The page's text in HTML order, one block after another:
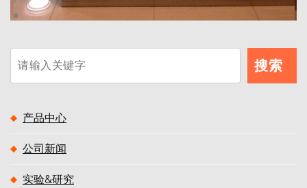
搜索
产品中心
公司新闻
实验&研究